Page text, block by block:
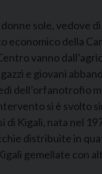
sole, vedove
economico della
vanno
e giovani
dell’orfanotrofio
si è svolto
di Kigali, nata nel
distribuite in
gemellate con